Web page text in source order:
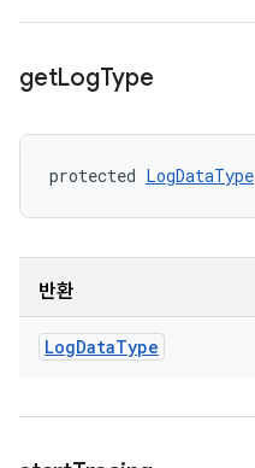
getLogType
protected LogDataType
반환
LogDataType